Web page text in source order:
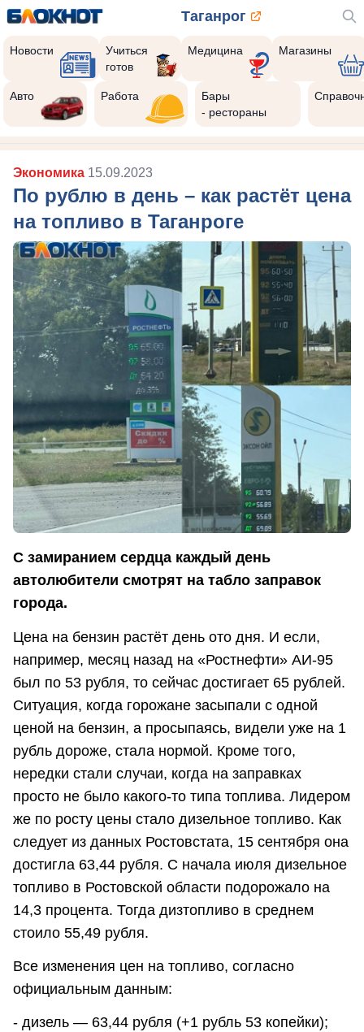
Таганрог
Новости
Учиться
готов
Медицина Магазины
Авто Работа
Бары
- рестораны
Экономика 15.09.2023
По рублю в день – как растёт цена
на топливо в Таганроге
С замиранием сердца каждый день
автолюбители смотрят на табло заправок
города.
Цена на бензин растёт день ото дня. И если,
например, месяц назад на «Ростнефти» АИ-95
был по 53 рубля, то сейчас достигает 65 рублей.
Ситуация, когда горожане засыпали с одной
ценой на бензин, а просыпаясь, видели уже на 1
рубль дороже, стала нормой. Кроме того,
нередки стали случаи, когда на заправках
просто не было какого-то типа топлива. Лидером
же по росту цены стало дизельное топливо. Как
следует из данных Ростовстата, 15 сентября она
достигла 63,44 рубля. С начала июля дизельное
топливо в Ростовской области подорожало на
14,3 процента. Тогда дизтопливо в среднем
стоило 55,49 рубля.
Все изменения цен на топливо, согласно
официальным данным:
- дизель — 63,44 рубля (+1 рубль 53 копейки);